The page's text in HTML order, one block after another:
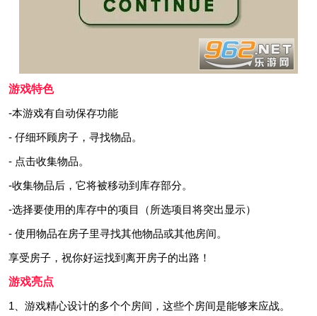
游戏特色
-本游戏有自动保存功能
- 仔细环顾房子，寻找物品。
- 点击收集物品。
-收集物品后，它将被移动到库存部分。
-选择要使用的库存中的项目（所选项目将突出显示）
- 使用物品在房子里寻找其他物品或其他房间。
享受房子，祝你好运找到离开房子的出路！
游戏亮点
1、游戏精心设计的多个个房间，这些个房间是能够来应战。